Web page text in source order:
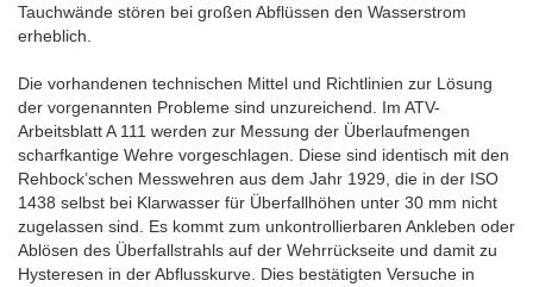
Tauchwände stören bei großen Abflüssen den Wasserstrom
erheblich.
Die vorhandenen technischen Mittel und Richtlinien zur Lösung
der vorgenannten Probleme sind unzureichend. Im ATV-
Arbeitsblatt A 111 werden zur Messung der Überlaufmengen
scharfkantige Wehre vorgeschlagen. Diese sind identisch mit den
Rehbock’schen Messwehren aus dem Jahr 1929, die in der ISO
1438 selbst bei Klarwasser für Überfallhöhen unter 30 mm nicht
zugelassen sind. Es kommt zum unkontrollierbaren Ankleben oder
Ablösen des Überfallstrahls auf der Wehrrückseite und damit zu
Hysteresen in der Abflusskurve. Dies bestätigten Versuche in